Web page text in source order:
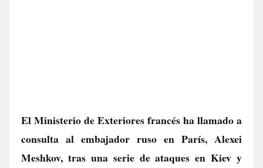
El Ministerio de Exteriores francés ha llamado a
consulta al embajador ruso en París, Alexei
Meshkov, tras una serie de ataques en Kiev y